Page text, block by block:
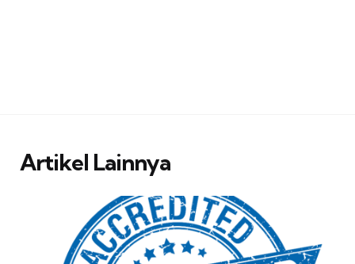
Artikel Lainnya